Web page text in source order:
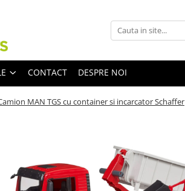
CONTACT DESPRE NOI
MAN TGS cu container si incarcator Schaffer